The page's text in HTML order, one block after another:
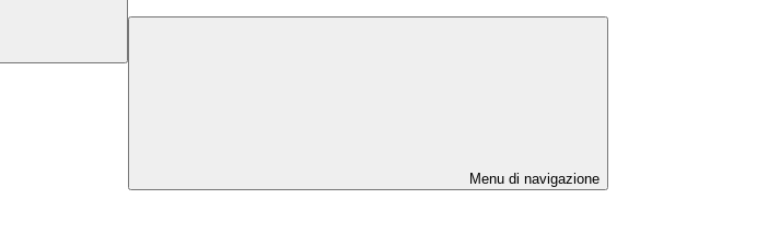
Menu di navigazione